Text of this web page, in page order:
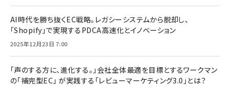
AI時代を勝ち抜くEC戦略。レガシーシステムから脱却し、
「Shopify」で実現するPDCA高速化とイノベーション
2025年12月23日 7:00
「声のする方に、進化する。」会社全体最適を目標とするワークマン
の「補完型EC」 が実践する「レビューマーケティング3.0」とは？